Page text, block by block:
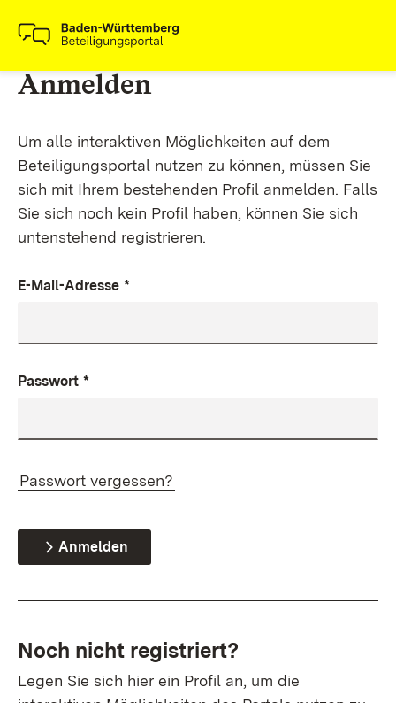
Anmelden
Um alle interaktiven Möglichkeiten auf dem
Beteiligungsportal nutzen zu können, müssen Sie
sich mit Ihrem bestehenden Profil anmelden. Falls
Sie sich noch kein Profil haben, können Sie sich
untenstehend registrieren.
E-Mail-Adresse *
Passwort *
Passwort vergessen?
Anmelden
Noch nicht registriert?
Legen Sie sich hier ein Profil an, um die